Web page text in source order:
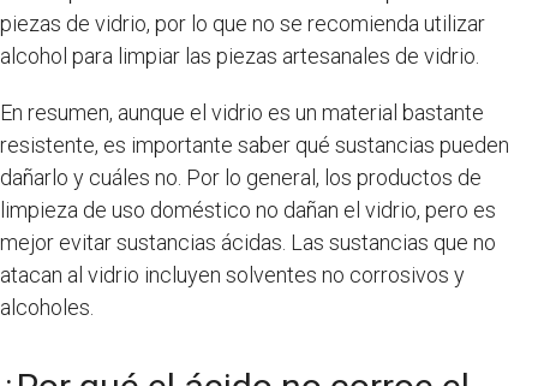
piezas de vidrio, por lo que no se recomienda utilizar
alcohol para limpiar las piezas artesanales de vidrio.
En resumen, aunque el vidrio es un material bastante
resistente, es importante saber qué sustancias pueden
dañarlo y cuáles no. Por lo general, los productos de
limpieza de uso doméstico no dañan el vidrio, pero es
mejor evitar sustancias ácidas. Las sustancias que no
atacan al vidrio incluyen solventes no corrosivos y
alcoholes.